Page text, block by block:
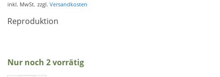
inkl. MwSt. zzgl. Versandkosten
Reproduktion
Nur noch 2 vorrätig